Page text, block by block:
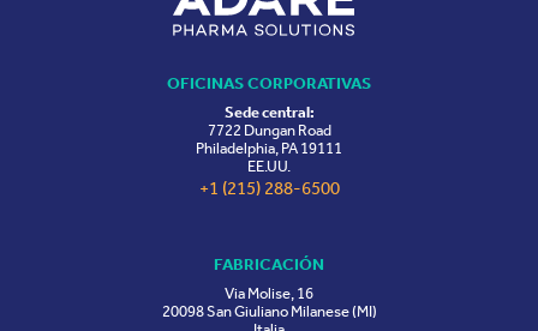
OFICINAS CORPORATIVAS
Sede central:
7722 Dungan Road
Philadelphia, PA 19111
EE.UU.
+1 (215) 288-6500
FABRICACIÓN
Via Molise, 16
20098 San Giuliano Milanese (MI)